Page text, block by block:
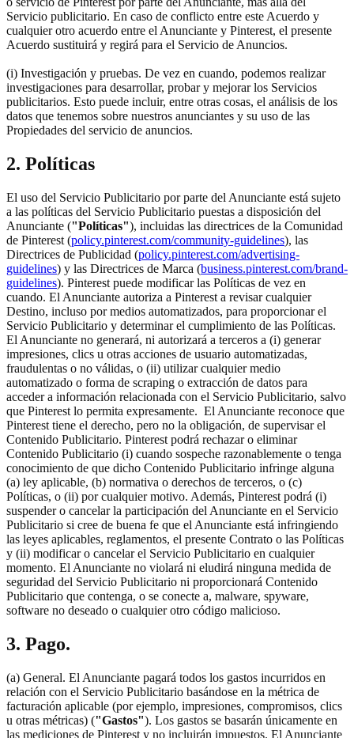
Servicio publicitario. En caso de conflicto entre este Acuerdo y
cualquier otro acuerdo entre el Anunciante y Pinterest, el presente
Acuerdo sustituirá y regirá para el Servicio de Anuncios.
(i) Investigación y pruebas. De vez en cuando, podemos realizar
investigaciones para desarrollar, probar y mejorar los Servicios
publicitarios. Esto puede incluir, entre otras cosas, el análisis de los
datos que tenemos sobre nuestros anunciantes y su uso de las
Propiedades del servicio de anuncios.
2. Políticas
El uso del Servicio Publicitario por parte del Anunciante está sujeto
a las políticas del Servicio Publicitario puestas a disposición del
Anunciante ("Políticas"), incluidas las directrices de la Comunidad
de Pinterest (policy.pinterest.com/community-guidelines), las
Directrices de Publicidad (policy.pinterest.com/advertising-
guidelines) y las Directrices de Marca (business.pinterest.com/brand-
guidelines). Pinterest puede modificar las Políticas de vez en
cuando. El Anunciante autoriza a Pinterest a revisar cualquier
Destino, incluso por medios automatizados, para proporcionar el
Servicio Publicitario y determinar el cumplimiento de las Políticas.
El Anunciante no generará, ni autorizará a terceros a (i) generar
impresiones, clics u otras acciones de usuario automatizadas,
fraudulentas o no válidas, o (ii) utilizar cualquier medio
automatizado o forma de scraping o extracción de datos para
acceder a información relacionada con el Servicio Publicitario, salvo
que Pinterest lo permita expresamente. El Anunciante reconoce que
Pinterest tiene el derecho, pero no la obligación, de supervisar el
Contenido Publicitario. Pinterest podrá rechazar o eliminar
Contenido Publicitario (i) cuando sospeche razonablemente o tenga
conocimiento de que dicho Contenido Publicitario infringe alguna
(a) ley aplicable, (b) normativa o derechos de terceros, o (c)
Políticas, o (ii) por cualquier motivo. Además, Pinterest podrá (i)
suspender o cancelar la participación del Anunciante en el Servicio
Publicitario si cree de buena fe que el Anunciante está infringiendo
las leyes aplicables, reglamentos, el presente Contrato o las Políticas
y (ii) modificar o cancelar el Servicio Publicitario en cualquier
momento. El Anunciante no violará ni eludirá ninguna medida de
seguridad del Servicio Publicitario ni proporcionará Contenido
Publicitario que contenga, o se conecte a, malware, spyware,
software no deseado o cualquier otro código malicioso.
3. Pago.
(a) General. El Anunciante pagará todos los gastos incurridos en
relación con el Servicio Publicitario basándose en la métrica de
facturación aplicable (por ejemplo, impresiones, compromisos, clics
u otras métricas) ("Gastos"). Los gastos se basarán únicamente en
las mediciones de Pinterest y no incluirán impuestos. El Anunciante